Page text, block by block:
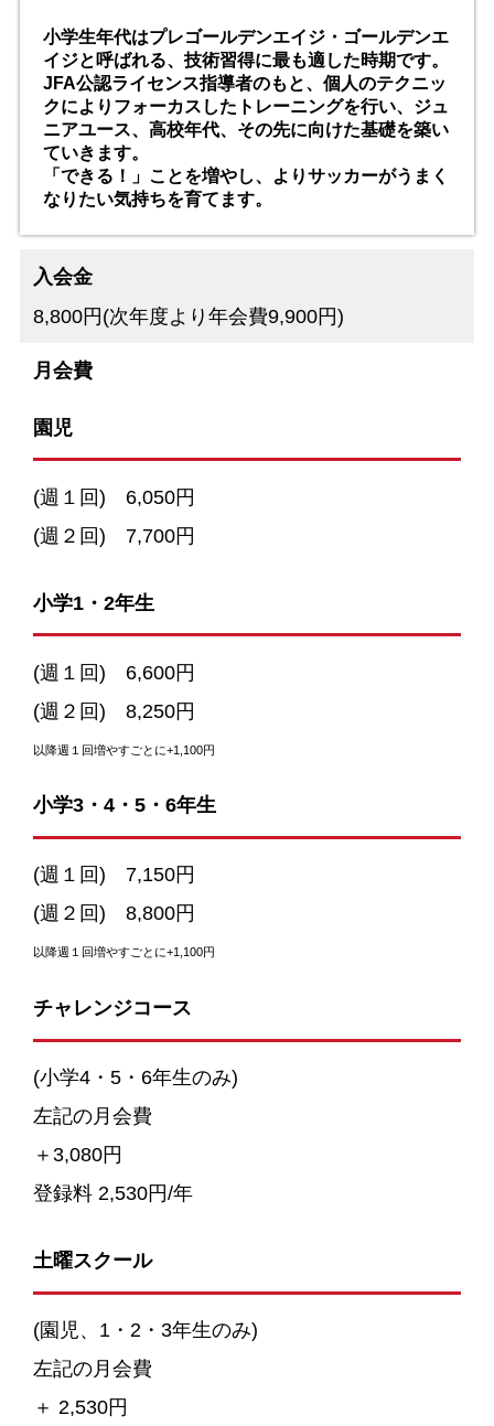
小学生年代はプレゴールデンエイジ・ゴールデンエ
イジと呼ばれる、技術習得に最も適した時期です。
JFA公認ライセンス指導者のもと、個人のテクニッ
クによりフォーカスしたトレーニングを行い、ジュ
ニアユース、高校年代、その先に向けた基礎を築い
ていきます。
「できる！」ことを増やし、よりサッカーがうまく
なりたい気持ちを育てます。
入会金
8,800円(次年度より年会費9,900円)
月会費
園児
(週１回) 6,050円
(週２回) 7,700円
小学1・2年生
(週１回) 6,600円
(週２回) 8,250円
以降週１回増やすごとに+1,100円
小学3・4・5・6年生
(週１回) 7,150円
(週２回) 8,800円
以降週１回増やすごとに+1,100円
チャレンジコース
(小学4・5・6年生のみ)
左記の月会費
＋3,080円
登録料 2,530円/年
土曜スクール
(園児、1・2・3年生のみ)
左記の月会費
＋ 2,530円